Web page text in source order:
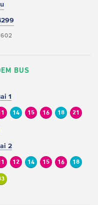
BUS
1
14 15 16 18 21
2
12 14 15 16 18